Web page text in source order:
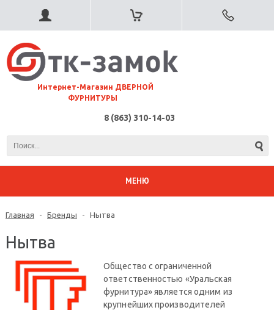
⠀Интернет-Магазин ДВЕРНОЙ
ФУРНИТУРЫ
8 (863) 310-14-03
МЕНЮ
Главная - Бренды - Нытва
Нытва
Общество с ограниченной
ответственностью «Уральская
фурнитура» является одним из
крупнейших производителей